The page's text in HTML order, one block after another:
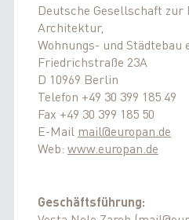
Deutsche Gesellschaft zur
Architektur,
Wohnungs- und Städtebau
Friedrichstraße 23A
D 10969 Berlin
Telefon +49 30 399 185 49
Fax +49 30 399 185 50
E-Mail mail@europan.de
Web: www.europan.de
Geschäftsführung: